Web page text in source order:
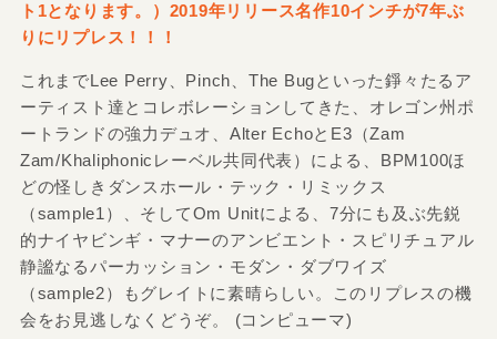
ト1となります。）2019年リリース名作10インチが7年ぶ
りにリプレス！！！
これまでLee Perry、Pinch、The Bugといった錚々たるア
ーティスト達とコレボレーションしてきた、オレゴン州ポ
ートランドの強力デュオ、Alter EchoとE3（Zam
Zam/Khaliphonicレーベル共同代表）による、BPM100ほ
どの怪しきダンスホール・テック・リミックス
（sample1）、そしてOm Unitによる、7分にも及ぶ先鋭
的ナイヤビンギ・マナーのアンビエント・スピリチュアル
静謐なるパーカッション・モダン・ダブワイズ
（sample2）もグレイトに素晴らしい。このリプレスの機
会をお見逃しなくどうぞ。 (コンピューマ)